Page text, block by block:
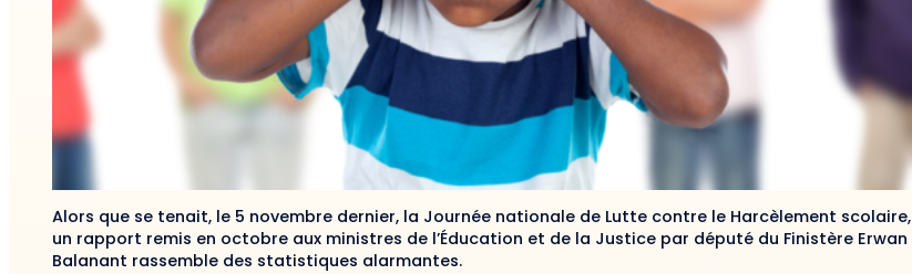
Alors que se tenait, le 5 novembre dernier, la Journée nationale de Lutte contre le Harcèlement scolaire,
un rapport remis en octobre aux ministres de l’Éducation et de la Justice par député du Finistère Erwan
Balanant rassemble des statistiques alarmantes.